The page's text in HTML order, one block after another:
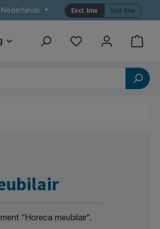
Nederlands Incl. btw
Excl. btw
Print Referenties
"Horeca meubilair".